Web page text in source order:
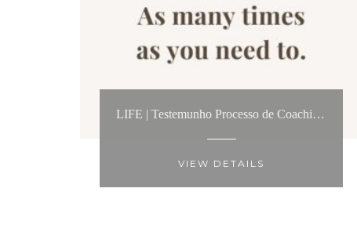
LIFE | Testemunho Processo de Coaching: “Contactei a Anita para um processo de life coaching.... Foi a melhor decisão dos últimos tempos!”
VIEW DETAILS